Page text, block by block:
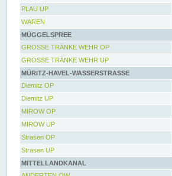
PLAU UP
WAREN
MÜGGELSPREE
GROSSE TRÄNKE WEHR OP
GROSSE TRÄNKE WEHR UP
MÜRITZ-HAVEL-WASSERSTRASSE
Diemitz OP
Diemitz UP
MIROW OP
MIROW UP
Strasen OP
Strasen UP
MITTELLANDKANAL